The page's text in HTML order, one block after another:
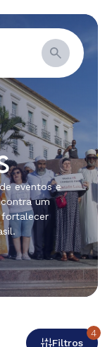
eventos e
um
Filtros
4